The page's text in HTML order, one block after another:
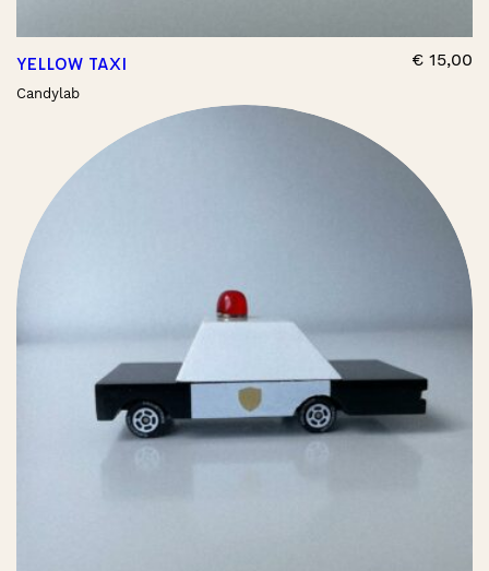
YELLOW TAXI
Candylab
€ 15,00